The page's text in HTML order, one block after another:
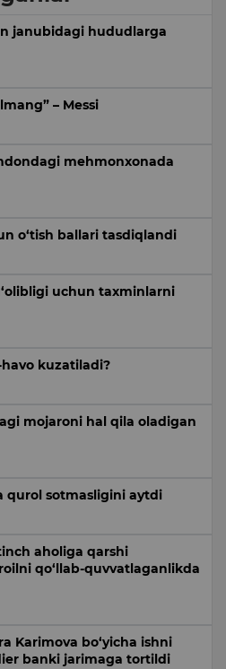
janubidagi hududlarga
– Messi
mehmonxonada
o‘tish ballari tasdiqlandi
uchun taxminlarni
kuzatiladi?
mojaroni hal qila oladigan
qurol sotmasligini aytdi
aholiga qarshi
qo‘llab-quvvatlaganlikda
Karimova bo‘yicha ishni
banki jarimaga tortildi